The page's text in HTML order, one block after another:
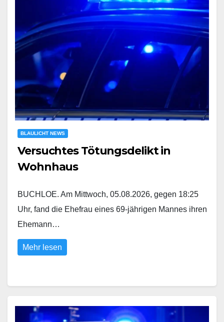
BLAULICHT NEWS
Versuchtes Tötungsdelikt in
Wohnhaus
BUCHLOE. Am Mittwoch, 05.08.2026, gegen 18:25
Uhr, fand die Ehefrau eines 69-jährigen Mannes ihren
Ehemann…
Mehr lesen